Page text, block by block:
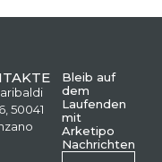
50041
Bleib auf
dem
Laufenden
mit
Arketipo
Nachrichten